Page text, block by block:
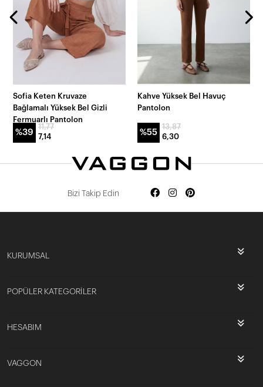
Sofia Keten Kruvaze
Bağlamalı Yüksek Bel Gizli
Fermuarlı Pantolon
%39
11,77
7,14
Kahve Yüksek Bel Havuç
Pantolon
%55
13,87
6,30
Bizi Takip Edin
KURUMSAL
POPÜLER KATEGORİLER
HESABIM
VAGGON